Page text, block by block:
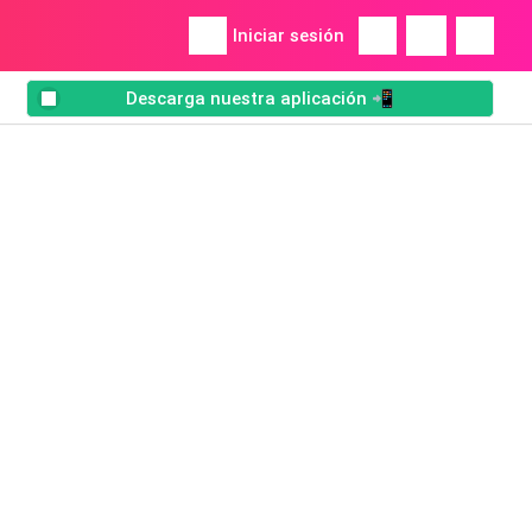
Iniciar sesión
Descarga nuestra aplicación 📲